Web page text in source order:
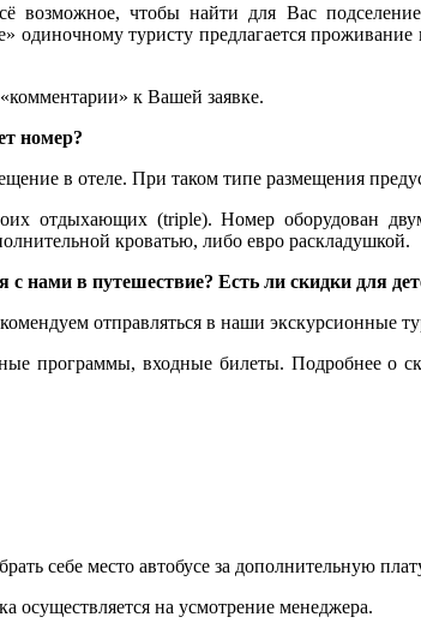
чтобы найти для Вас
одиночному туристу предлагается
к Вашей заявке.
номер?
в отеле. При таком типе размещения
отдыхающих (triple). Номер оборудован
кроватью, либо евро раскладушкой.
нами в путешествие? Есть ли скидки для
отправляться в наши экскурсионные
программы, входные билеты. Подробнее о
себе место автобусе за дополнительную
осуществляется на усмотрение менеджера.